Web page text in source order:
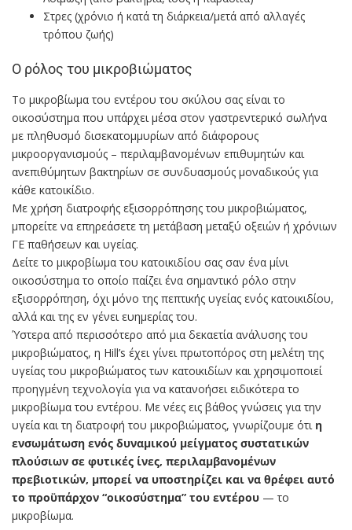
Στρες (χρόνιο ή κατά τη διάρκεια/μετά από αλλαγές
τρόπου ζωής)
Ο ρόλος του μικροβιώματος
Το μικροβίωμα του εντέρου του σκύλου σας είναι το
οικοσύστημα που υπάρχει μέσα στον γαστρεντερικό σωλήνα
με πληθυσμό δισεκατομμυρίων από διάφορους
μικροοργανισμούς – περιλαμβανομένων επιθυμητών και
ανεπιθύμητων βακτηρίων σε συνδυασμούς μοναδικούς για
κάθε κατοικίδιο.
Με χρήση διατροφής εξισορρόπησης του μικροβιώματος,
μπορείτε να επηρεάσετε τη μετάβαση μεταξύ οξειών ή χρόνιων
ΓΕ παθήσεων και υγείας.
Δείτε το μικροβίωμα του κατοικιδίου σας σαν ένα μίνι
οικοσύστημα το οποίο παίζει ένα σημαντικό ρόλο στην
εξισορρόπηση, όχι μόνο της πεπτικής υγείας ενός κατοικιδίου,
αλλά και της εν γένει ευημερίας του.
Ύστερα από περισσότερο από μια δεκαετία ανάλυσης του
μικροβιώματος, η Hill’s έχει γίνει πρωτοπόρος στη μελέτη της
υγείας του μικροβιώματος των κατοικιδίων και χρησιμοποιεί
προηγμένη τεχνολογία για να κατανοήσει ειδικότερα το
μικροβίωμα του εντέρου. Με νέες εις βάθος γνώσεις για την
υγεία και τη διατροφή του μικροβιώματος, γνωρίζουμε ότι η
ενσωμάτωση ενός δυναμικού μείγματος συστατικών
πλούσιων σε φυτικές ίνες, περιλαμβανομένων
πρεβιοτικών, μπορεί να υποστηρίζει και να θρέφει αυτό
το προϋπάρχον “οικοσύστημα” του εντέρου — το
μικροβίωμα.